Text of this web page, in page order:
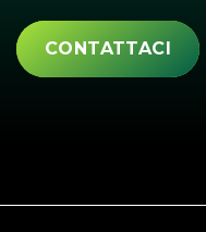
CONTATTACI